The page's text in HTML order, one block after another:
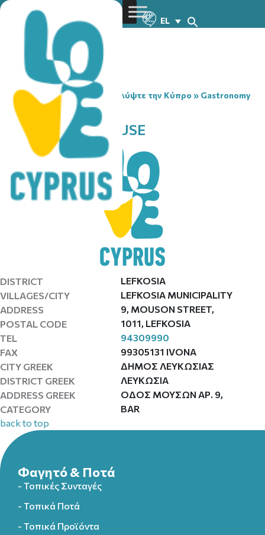
EL
You are here:Home» Ανακαλύψτε την Κύπρο » Gastronomy
» GOLEM BREWHOUSE
GOLEM BREWHOUSE
DISTRICT
LEFKOSIA
VILLAGES/CITY
LEFKOSIA MUNICIPALITY
ADDRESS
9, MOUSON STREET,
POSTAL CODE
1011, LEFKOSIA
TEL
94309990
FAX
99305131 IVONA
CITY GREEK
ΔΗΜΟΣ ΛΕΥΚΩΣΙΑΣ
DISTRICT GREEK
ΛΕΥΚΩΣΙΑ
ADDRESS GREEK
ΟΔΟΣ ΜΟΥΣΩΝ ΑΡ. 9,
CATEGORY
BAR
back to top
Φαγητό & Ποτά
- Τοπικές Συνταγές
- Τοπικά Ποτά
- Τοπικά Προϊόντα